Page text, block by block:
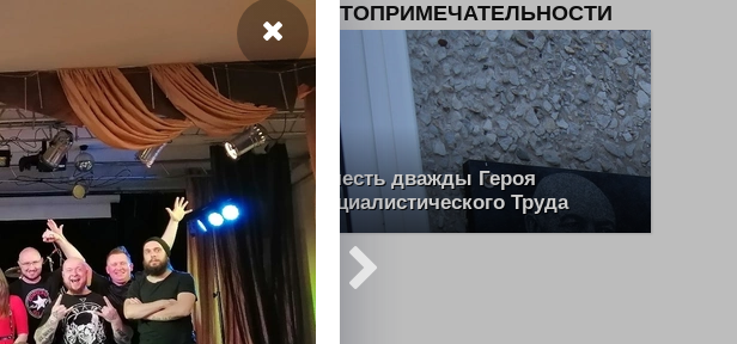
лето пройдёт так, как
вам хочется!
Обнимашки!
Ваш Эль
АФИША
ДОСТОПРИМЕЧАТЕЛЬНОСТИ
В честь дважды Героя
Социалистического Труда